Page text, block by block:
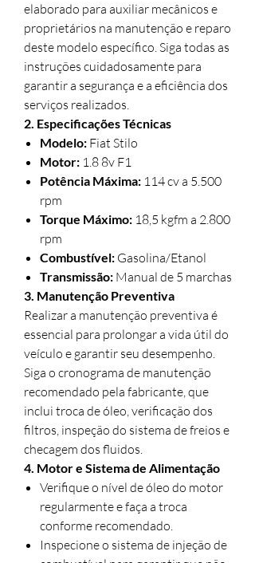
elaborado para auxiliar mecânicos e
proprietários na manutenção e reparo
deste modelo específico. Siga todas as
instruções cuidadosamente para
garantir a segurança e a eficiência dos
serviços realizados.
2. Especificações Técnicas
Modelo: Fiat Stilo
Motor: 1.8 8v F1
Potência Máxima: 114 cv a 5.500
rpm
Torque Máximo: 18,5 kgfm a 2.800
rpm
Combustível: Gasolina/Etanol
Transmissão: Manual de 5 marchas
3. Manutenção Preventiva
Realizar a manutenção preventiva é
essencial para prolongar a vida útil do
veículo e garantir seu desempenho.
Siga o cronograma de manutenção
recomendado pela fabricante, que
inclui troca de óleo, verificação dos
filtros, inspeção do sistema de freios e
checagem dos fluidos.
4. Motor e Sistema de Alimentação
Verifique o nível de óleo do motor
regularmente e faça a troca
conforme recomendado.
Inspecione o sistema de injeção de